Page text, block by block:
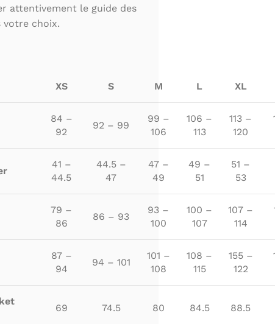
attentivement le guide des
votre choix.
XS S M L XL
84 –
92
92 – 99
99 –
106
106 –
113
113 –
120
41 –
44.5
44.5 –
47
47 –
49
49 –
51
51 –
53
79 –
86
86 – 93
93 –
100
100 –
107
107 –
114
87 –
94
94 – 101
101 –
108
108 –
115
155 –
122
69 74.5 80 84.5 88.5